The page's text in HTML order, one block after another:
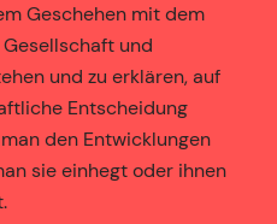
Geschehen mit dem
und
und zu erklären, auf
Entscheidung
den Entwicklungen
sie einhegt oder ihnen